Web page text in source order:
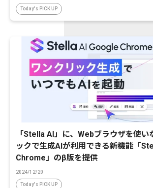
Today's PICK UP
「Stella AI」に、Webブラウザを使い
ックで生成AIが利用できる新機能「
Chrome」のβ版を提供
2024/12/20
Today's PICK UP